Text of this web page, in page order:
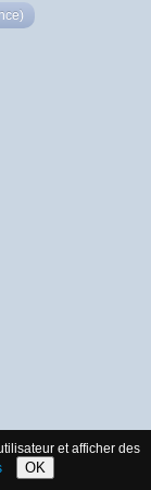
et afficher des
OK